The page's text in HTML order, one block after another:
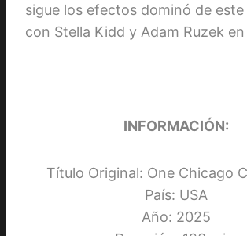
sigue los efectos dominó de
con Stella Kidd y Adam Ruzek
INFORMACIÓN:
Título Original: One Chicago
País: USA
Año: 2025